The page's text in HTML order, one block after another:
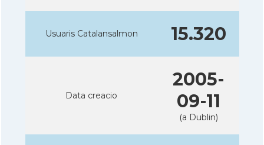
Usuaris Catalansalmon 15.320
Data creacio
2005-
09-11
(a Dublin)